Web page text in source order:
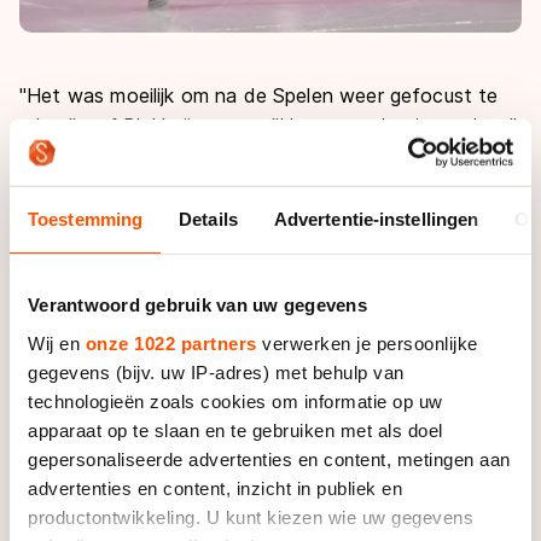
Toestemming Details Advertentie-instellingen
Verantwoord gebruik van uw gegevens
Wij en onze 1022 partners verwerken je persoonlijke
gegevens (bijv. uw IP-adres) met behulp van
technologieën zoals cookies om informatie op uw
apparaat op te slaan en te gebruiken met als doel
gepersonaliseerde advertenties en content, metingen aan
advertenties en content, inzicht in publiek en
productontwikkeling. U kunt kiezen wie uw gegevens
"Het was moeilijk om na de Spelen weer gefocust te
raken", gaf Blokhuijsen toe. "Het waren lastige weken."
Vlak na de Spelen werd Blokhuijsen ziek en daardoor
miste hij het KPN NK Allround op de Coolste Baan van
niet goed voelde."
"Ik heb gas teruggenomen, heb minder op het ijs
gestaan", keek hij terug op de afgelopen weken. "Ik
heb mijn lichaam de kans gegeven om tot rust te
komen. Dan ebt de wedstrijdvorm wel wat weg. En
met het mooie weer begon ik ook al aan vakantie te
denken."